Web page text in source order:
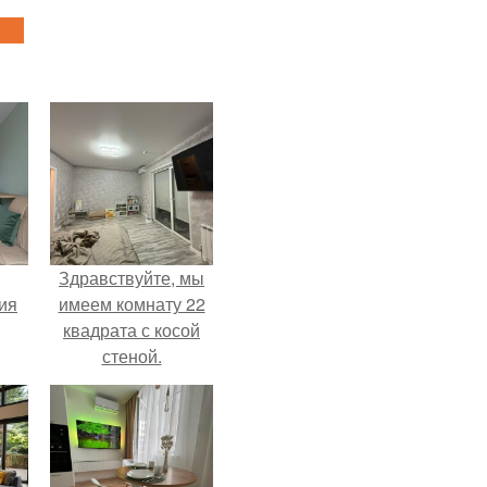
Здравствуйте, мы
имеем комнату 22
квадрата с косой
стеной.